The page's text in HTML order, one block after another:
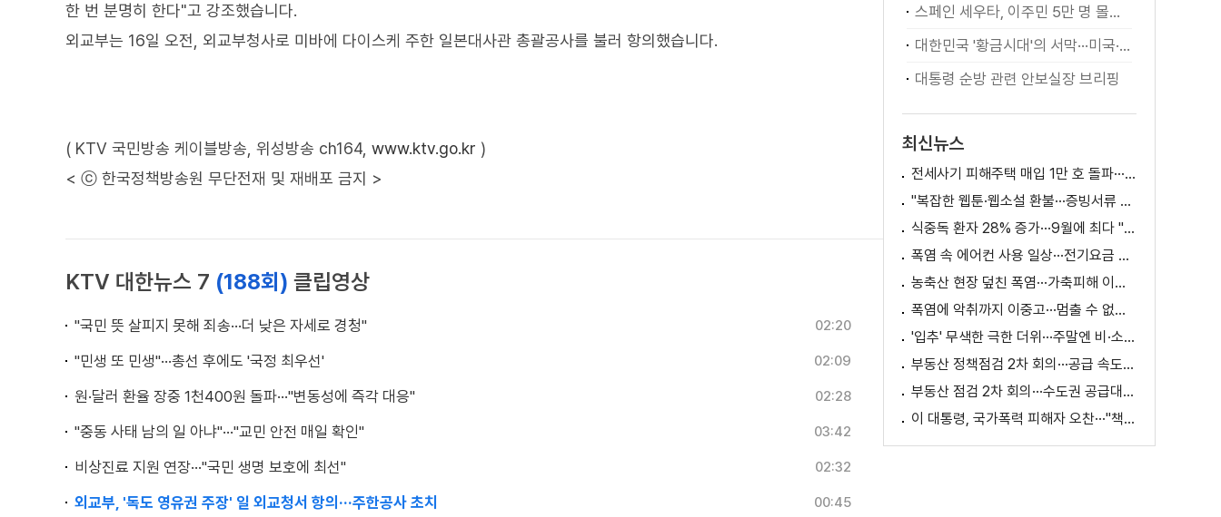
한 번 분명히 한다"고 강조했습니다.
외교부는 16일 오전, 외교부청사로 미바에 다이스케 주한 일본대사관 총괄공사를 불러 항의했습니다.
( KTV 국민방송 케이블방송, 위성방송 ch164, www.ktv.go.kr )
< ⓒ 한국정책방송원 무단전재 및 재배포 금지 >
KTV 대한뉴스 7 (188회) 클립영상
"국민 뜻 살피지 못해 죄송···더 낮은 자세로 경청" 02:20
"민생 또 민생"···총선 후에도 '국정 최우선' 02:09
원·달러 환율 장중 1천400원 돌파···"변동성에 즉각 대응" 02:28
"중동 사태 남의 일 아냐"···"교민 안전 매일 확인" 03:42
비상진료 지원 연장···"국민 생명 보호에 최선" 02:32
외교부, '독도 영유권 주장' 일 외교청서 항의···주한공사 초치 00:45
스페인 세우타, 이주민 5만 명 몰려 [월드 투데이]
대한민국 '황금시대'의 서막···미국·남미 순방 성과 총정리 [정.주.행]
대통령 순방 관련 안보실장 브리핑
최신뉴스
전세사기 피해주택 매입 1만 호 돌파···피해 지원 속도
"복잡한 웹툰·웹소설 환불···증빙서류 요구까지"
식중독 환자 28% 증가···9월에 최다 "입추 방심 금물"
폭염 속 에어컨 사용 일상···전기요금 줄이려면?
농축산 현장 덮친 폭염···가축피해 이틀 새 28만 마리↑
폭염에 악취까지 이중고···멈출 수 없는 필수노동
'입추' 무색한 극한 더위···주말엔 비·소나기
부동산 정책점검 2차 회의···공급 속도전 본격화하나
부동산 점검 2차 회의···수도권 공급대책 논의
이 대통령, 국가폭력 피해자 오찬···"책임지고 치유"